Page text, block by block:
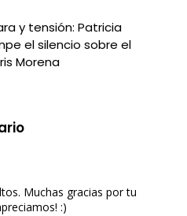
y tensión: Patricia
el silencio sobre el
Morena
Muchas gracias por tu
:)